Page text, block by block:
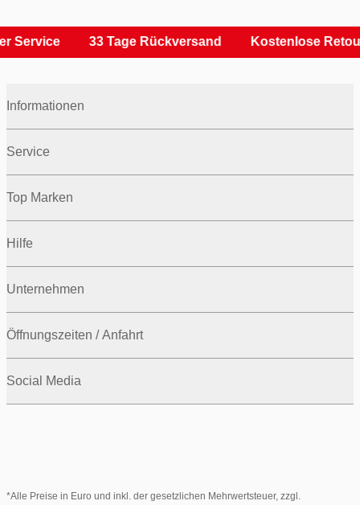
Service 33 Tage Rückversand Kostenlose
Informationen
Service
Top Marken
Hilfe
Unternehmen
Öffnungszeiten / Anfahrt
Social Media
*Alle Preise in Euro und inkl. der gesetzlichen Mehrwertsteuer, zzgl.